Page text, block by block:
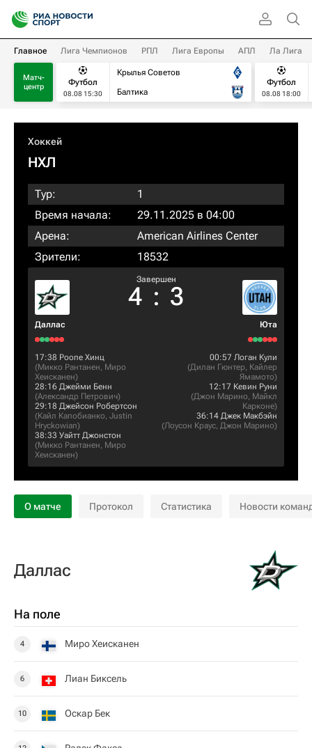
Главное Лига Чемпионов РПЛ Лига Европы АПЛ Ла Лига
Матч-
центр
Футбол
08.08 15:30
Крылья Советов
Балтика
Футбол
08.08 18:00
Хоккей
НХЛ
Тур:
1
Время начала:
29.11.2025 в 04:00
Арена:
American Airlines Center
Зрители:
18532
Даллас
Завершен
4 : 3
Юта
17:38 Роопе Хинц
(Микко Рантанен, Миро
Хеисканен)
28:16 Джейми Бенн
(Александр Петрович)
29:18 Джейсон Робертсон
(Кайл Капобианко, Justin
Hryckowian)
38:33 Уайтт Джонстон
(Микко Рантанен, Миро
Хеисканен)
00:57 Логан Кули
(Дилан Гюнтер, Кайлер
Ямамото)
12:17 Кевин Руни
(Джон Марино, Майкл
Карконе)
36:14 Джек Макбэйн
(Лоусон Краус, Джон Марино)
О матче Протокол Статистика Новости
Даллас
На поле
4 Миро Хеисканен
6 Лиан Биксель
10 Оскар Бек